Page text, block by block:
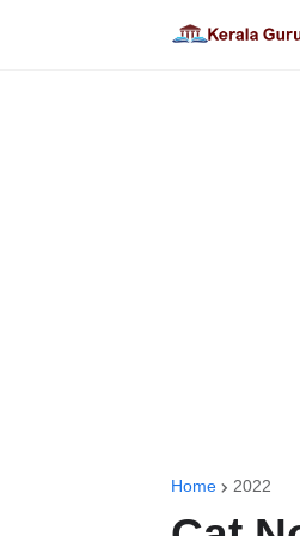
Home 2022